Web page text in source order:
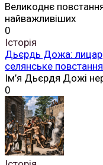
Великоднє
найважливіших
0
Історія
Дьєрдь Дожа:
селянське
Ім’я Дьєрдя Дожі
0